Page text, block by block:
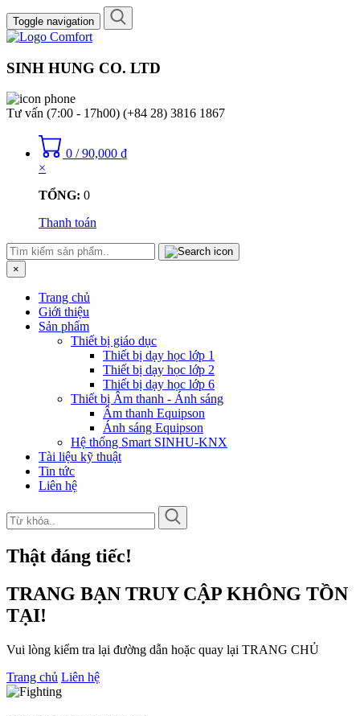
Toggle navigation
SINH HUNG CO. LTD
Tư vấn (7:00 - 17h00) (+84 28) 3816 1867
0 / 90,000 ₫
×
TỔNG: 0
Thanh toán
×
Trang chủ
Giới thiệu
Sản phẩm
Thiết bị giáo dục
Thiết bị dạy học lớp 1
Thiết bị dạy học lớp 2
Thiết bị dạy học lớp 6
Thiết bị Âm thanh - Ánh sáng
Âm thanh Equipson
Ánh sáng Equipson
Hệ thống Smart SINHU-KNX
Tài liệu kỹ thuật
Tin tức
Liên hệ
Thật đáng tiếc!
TRANG BẠN TRUY CẬP KHÔNG TỒN
TẠI!
Vui lòng kiểm tra lại đường dẫn hoặc quay lại TRANG CHỦ
Trang chủ Liên hệ